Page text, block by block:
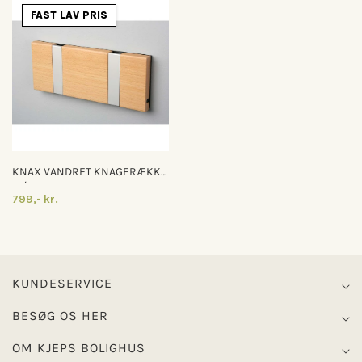
FAST LAV PRIS
KNAX VANDRET KNAGERÆKKE
M/2 KNAGER
799,- kr.
KUNDESERVICE
BESØG OS HER
OM KJEPS BOLIGHUS